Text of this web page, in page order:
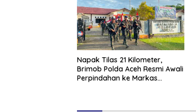
Napak Tilas 21 Kilometer,
Brimob Polda Aceh Resmi Awali
Perpindahan ke Markas